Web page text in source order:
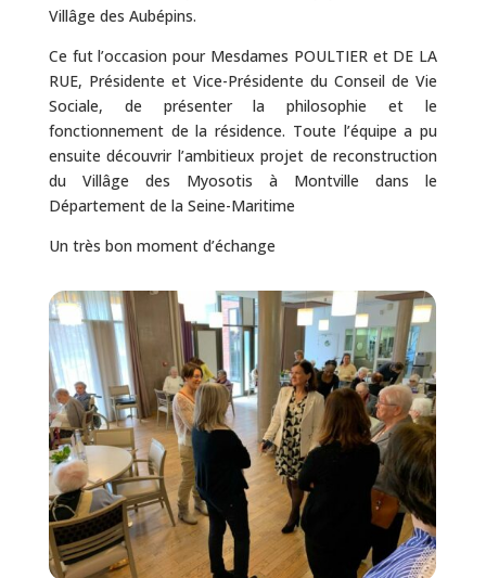
Villâge des Aubépins.
Ce fut l’occasion pour Mesdames POULTIER et DE LA
RUE, Présidente et Vice-Présidente du Conseil de Vie
Sociale, de présenter la philosophie et le
fonctionnement de la résidence. Toute l’équipe a pu
ensuite découvrir l’ambitieux projet de reconstruction
du Villâge des Myosotis à Montville dans le
Département de la Seine-Maritime
Un très bon moment d’échange